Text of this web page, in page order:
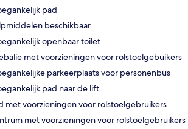
pad
beschikbaar
openbaar toilet
met voorzieningen voor rolstoelgebuikers
parkeerplaats voor personenbus
pad naar de lift
met voorzieningen voor rolstoelgebruikers
met voorzieningen voor rolstoelgebruikers